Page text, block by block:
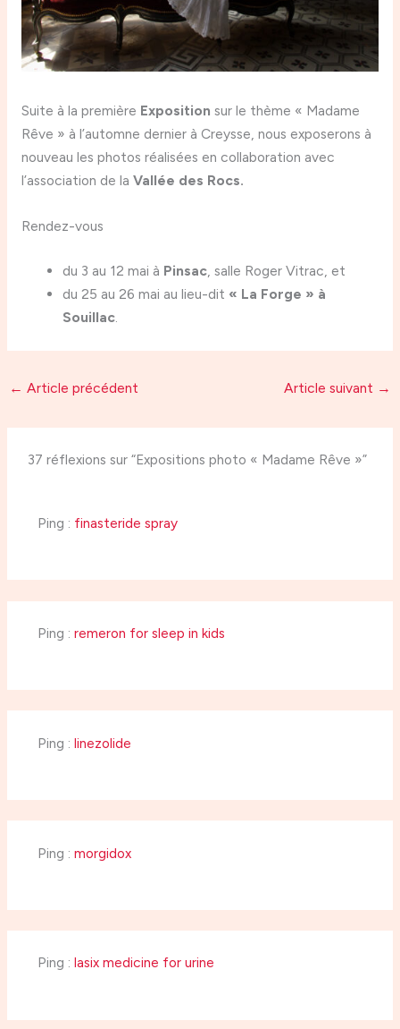
Suite à la première Exposition sur le thème « Madame
Rêve » à l’automne dernier à Creysse, nous exposerons à
nouveau les photos réalisées en collaboration avec
l’association de la Vallée des Rocs.
Rendez-vous
du 3 au 12 mai à Pinsac, salle Roger Vitrac, et
du 25 au 26 mai au lieu-dit « La Forge » à
Souillac.
← Article précédent Article suivant →
37 réflexions sur “Expositions photo « Madame Rêve »”
Ping : finasteride spray
Ping : remeron for sleep in kids
Ping : linezolide
Ping : morgidox
Ping : lasix medicine for urine